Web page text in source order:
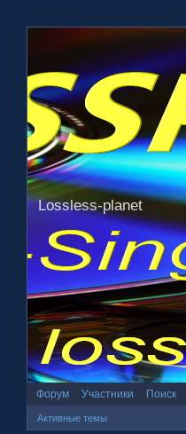
Lossless-planet
Форум Участники Поиск
Активные темы